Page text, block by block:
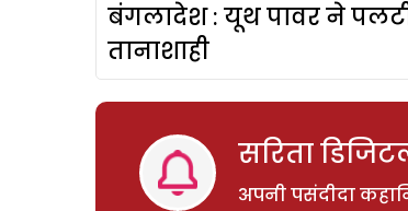
बंगलादेश : यूथ पावर ने
तानाशाही
सरिता
अपनी पसंदीदा